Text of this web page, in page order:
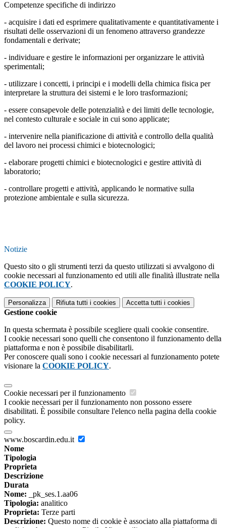
Competenze specifiche di indirizzo
- acquisire i dati ed esprimere qualitativamente e quantitativamente i
risultati delle osservazioni di un fenomeno attraverso grandezze
fondamentali e derivate;
- individuare e gestire le informazioni per organizzare le attività
sperimentali;
- utilizzare i concetti, i principi e i modelli della chimica fisica per
interpretare la struttura dei sistemi e le loro trasformazioni;
- essere consapevole delle potenzialità e dei limiti delle tecnologie,
nel contesto culturale e sociale in cui sono applicate;
- intervenire nella pianificazione di attività e controllo della qualità
del lavoro nei processi chimici e biotecnologici;
- elaborare progetti chimici e biotecnologici e gestire attività di
laboratorio;
- controllare progetti e attività, applicando le normative sulla
protezione ambientale e sulla sicurezza.
Notizie
Questo sito o gli strumenti terzi da questo utilizzati si avvalgono di
cookie necessari al funzionamento ed utili alle finalità illustrate nella
COOKIE POLICY.
Personalizza Rifiuta tutti i cookies Accetta tutti i cookies
Gestione cookie
In questa schermata è possibile scegliere quali cookie consentire.
I cookie necessari sono quelli che consentono il funzionamento della
piattaforma e non è possibile disabilitarli.
Per conoscere quali sono i cookie necessari al funzionamento potete
visionare la COOKIE POLICY.
Cookie necessari per il funzionamento
I cookie necessari per il funzionamento non possono essere
disabilitati. È possibile consultare l'elenco nella pagina della cookie
policy.
www.boscardin.edu.it
Nome
Tipologia
Proprieta
Descrizione
Durata
Nome: _pk_ses.1.aa06
Tipologia: analitico
Proprieta: Terze parti
Descrizione: Questo nome di cookie è associato alla piattaforma di